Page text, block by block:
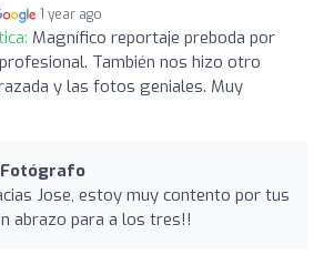
1 year ago
Magnífico reportaje preboda por
También nos hizo otro
y las fotos geniales. Muy
Jose, estoy muy contento por tus
abrazo para a los tres!!